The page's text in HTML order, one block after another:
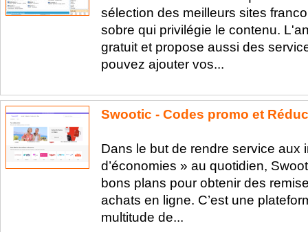
sélection des meilleurs sites
sobre qui privilégie le contenu.
gratuit et propose aussi des
pouvez ajouter vos...
Swootic - Codes promo et
Dans le but de rendre service aux
d’économies » au quotidien,
bons plans pour obtenir des
achats en ligne. C’est une
multitude de...